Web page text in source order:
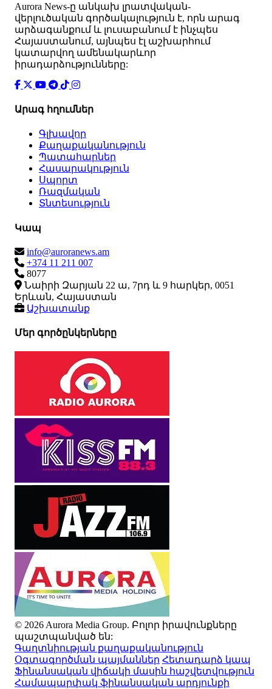
Аurora News-ը անկախ լրատվական-
վերլուծական գործակալություն է, որն արագ
արձագանքում և լուսաբանում է ինչպես
Հայաստանում, այնպես էլ աշխարհում
կատարվող ամենակարևոր
իրադարձությունները:
Արագ հղումներ
Գլխավոր
Քաղաքականություն
Պատահարներ
Հասարակություն
Սպորտ
Ռազմական
Տնտեսություն
Կապ
info@auroranews.am
+374 11 211 007
8077
Նաիրի Զարյան 22 ա, 7րդ և 9 հարկեր, 0051
Երևան, Հայաստան
Աշխատանք
Մեր գործընկերները
© 2026 Aurora Media Group. Բոլոր իրավունքները
պաշտպանված են:
Գաղտնիության քաղաքականություն
Օգտագործման պայմաններ Հետադարձ կապ
Ֆինանսական վիճակի մասին հաշվետվություն
Համապարփակ ֆինանսական արդյունքի